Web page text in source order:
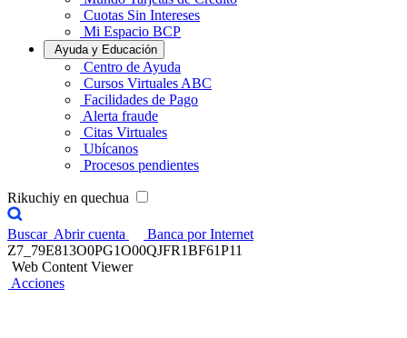
Cuotas Sin Intereses
Mi Espacio BCP
Ayuda y Educación
Centro de Ayuda
Cursos Virtuales ABC
Facilidades de Pago
Alerta fraude
Citas Virtuales
Ubícanos
Procesos pendientes
Rikuchiy en quechua
Buscar Abrir cuenta
Banca por Internet
Z7_79E813O0PG1O00QJFR1BF61P11
Web Content Viewer
Acciones